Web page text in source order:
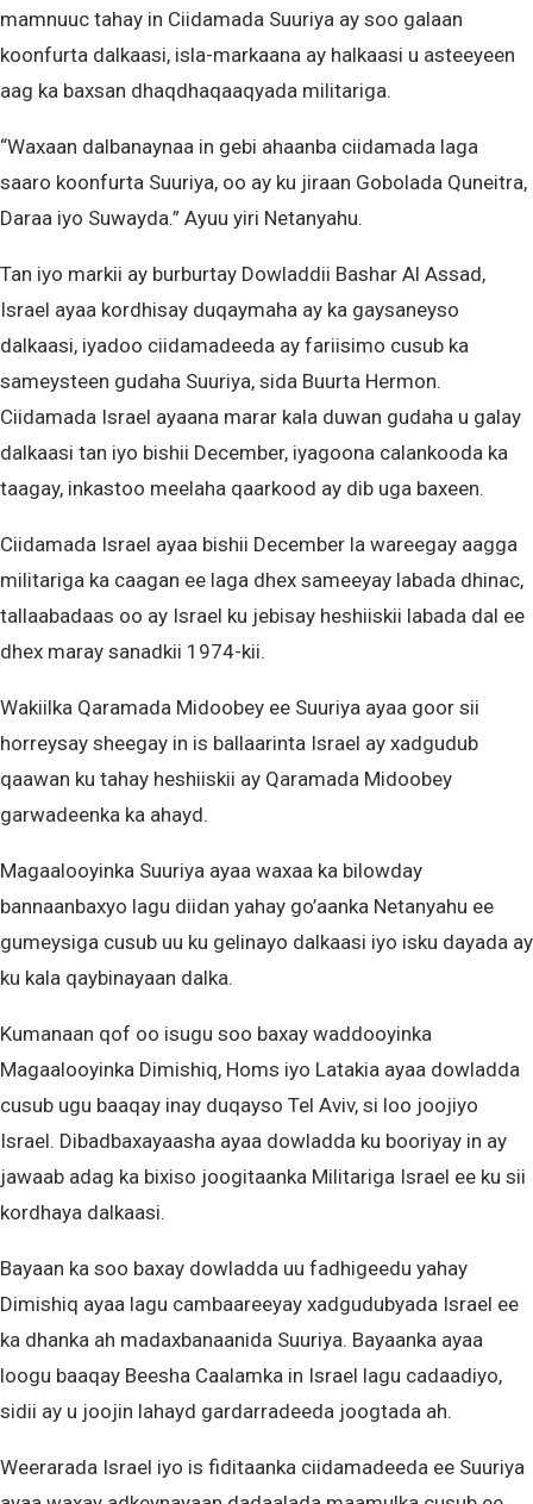
mamnuuc tahay in Ciidamada Suuriya ay soo galaan
koonfurta dalkaasi, isla-markaana ay halkaasi u asteeyeen
aag ka baxsan dhaqdhaqaaqyada militariga.
“Waxaan dalbanaynaa in gebi ahaanba ciidamada laga
saaro koonfurta Suuriya, oo ay ku jiraan Gobolada Quneitra,
Daraa iyo Suwayda.” Ayuu yiri Netanyahu.
Tan iyo markii ay burburtay Dowladdii Bashar Al Assad,
Israel ayaa kordhisay duqaymaha ay ka gaysaneyso
dalkaasi, iyadoo ciidamadeeda ay fariisimo cusub ka
sameysteen gudaha Suuriya, sida Buurta Hermon.
Ciidamada Israel ayaana marar kala duwan gudaha u galay
dalkaasi tan iyo bishii December, iyagoona calankooda ka
taagay, inkastoo meelaha qaarkood ay dib uga baxeen.
Ciidamada Israel ayaa bishii December la wareegay aagga
militariga ka caagan ee laga dhex sameeyay labada dhinac,
tallaabadaas oo ay Israel ku jebisay heshiiskii labada dal ee
dhex maray sanadkii 1974-kii.
Wakiilka Qaramada Midoobey ee Suuriya ayaa goor sii
horreysay sheegay in is ballaarinta Israel ay xadgudub
qaawan ku tahay heshiiskii ay Qaramada Midoobey
garwadeenka ka ahayd.
Magaalooyinka Suuriya ayaa waxaa ka bilowday
bannaanbaxyo lagu diidan yahay go’aanka Netanyahu ee
gumeysiga cusub uu ku gelinayo dalkaasi iyo isku dayada ay
ku kala qaybinayaan dalka.
Kumanaan qof oo isugu soo baxay waddooyinka
Magaalooyinka Dimishiq, Homs iyo Latakia ayaa dowladda
cusub ugu baaqay inay duqayso Tel Aviv, si loo joojiyo
Israel. Dibadbaxayaasha ayaa dowladda ku booriyay in ay
jawaab adag ka bixiso joogitaanka Militariga Israel ee ku sii
kordhaya dalkaasi.
Bayaan ka soo baxay dowladda uu fadhigeedu yahay
Dimishiq ayaa lagu cambaareeyay xadgudubyada Israel ee
ka dhanka ah madaxbanaanida Suuriya. Bayaanka ayaa
loogu baaqay Beesha Caalamka in Israel lagu cadaadiyo,
sidii ay u joojin lahayd gardarradeeda joogtada ah.
Weerarada Israel iyo is fiditaanka ciidamadeeda ee Suuriya